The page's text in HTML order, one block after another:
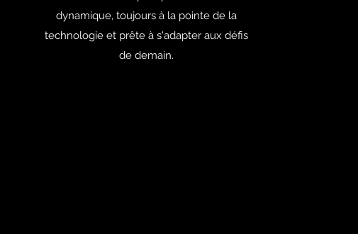
dynamique, toujours à la pointe de la
technologie et prête à s'adapter aux défis
de demain.